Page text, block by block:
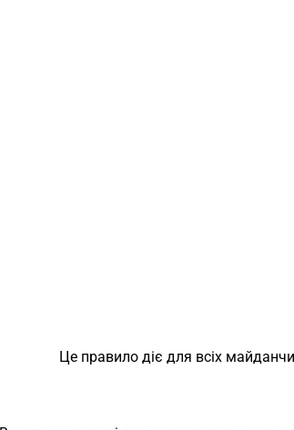
Це правило діє для всіх